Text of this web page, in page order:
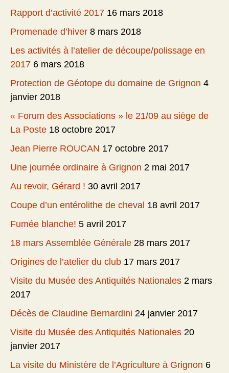
Rapport d’activité 2017 16 mars 2018
Promenade d’hiver 8 mars 2018
Les activités à l’atelier de découpe/polissage en
2017 6 mars 2018
Protection de Géotope du domaine de Grignon 4
janvier 2018
« Forum des Associations » le 21/09 au siège de
La Poste 18 octobre 2017
Jean Pierre ROUCAN 17 octobre 2017
Une journée ordinaire à Grignon 2 mai 2017
Au revoir, Gérard ! 30 avril 2017
Coupe d’un entérolithe de cheval 18 avril 2017
Fumée blanche! 5 avril 2017
18 mars Assemblée Générale 28 mars 2017
Origines de l’atelier du club 17 mars 2017
Visite du Musée des Antiquités Nationales 2 mars
2017
Décès de Claudine Bernardini 24 janvier 2017
Visite du Musée des Antiquités Nationales 20
janvier 2017
La visite du Ministère de l’Agriculture à Grignon 6